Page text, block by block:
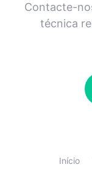
Contacte-
técnica
Início